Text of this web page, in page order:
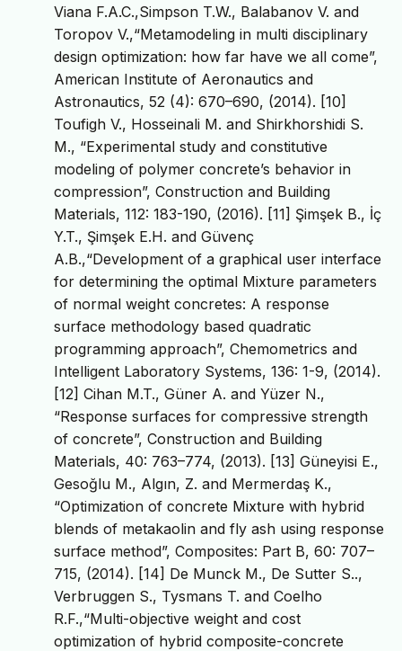
Viana F.A.C.,Simpson T.W., Balabanov V. and
Toropov V.,“Metamodeling in multi disciplinary
design optimization: how far have we all come”,
American Institute of Aeronautics and
Astronautics, 52 (4): 670–690, (2014). [10]
Toufigh V., Hosseinali M. and Shirkhorshidi S.
M., “Experimental study and constitutive
modeling of polymer concrete’s behavior in
compression”, Construction and Building
Materials, 112: 183-190, (2016). [11] Şimşek B., İç
Y.T., Şimşek E.H. and Güvenç
A.B.,“Development of a graphical user interface
for determining the optimal Mixture parameters
of normal weight concretes: A response
surface methodology based quadratic
programming approach”, Chemometrics and
Intelligent Laboratory Systems, 136: 1-9, (2014).
[12] Cihan M.T., Güner A. and Yüzer N.,
“Response surfaces for compressive strength
of concrete”, Construction and Building
Materials, 40: 763–774, (2013). [13] Güneyisi E.,
Gesoğlu M., Algın, Z. and Mermerdaş K.,
“Optimization of concrete Mixture with hybrid
blends of metakaolin and fly ash using response
surface method”, Composites: Part B, 60: 707–
715, (2014). [14] De Munck M., De Sutter S..,
Verbruggen S., Tysmans T. and Coelho
R.F.,“Multi-objective weight and cost
optimization of hybrid composite-concrete